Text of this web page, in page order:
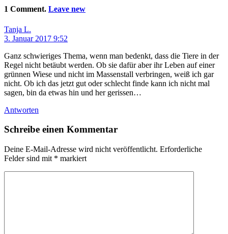
1 Comment. Leave new
Tanja L.
3. Januar 2017 9:52
Ganz schwieriges Thema, wenn man bedenkt, dass die Tiere in der
Regel nicht betäubt werden. Ob sie dafür aber ihr Leben auf einer
grünnen Wiese und nicht im Massenstall verbringen, weiß ich gar
nicht. Ob ich das jetzt gut oder schlecht finde kann ich nicht mal
sagen, bin da etwas hin und her gerissen…
Antworten
Schreibe einen Kommentar
Deine E-Mail-Adresse wird nicht veröffentlicht. Erforderliche
Felder sind mit * markiert